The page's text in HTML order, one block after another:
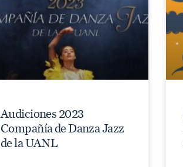
Audiciones 2023
Compañía de Danza Jazz
de la UANL